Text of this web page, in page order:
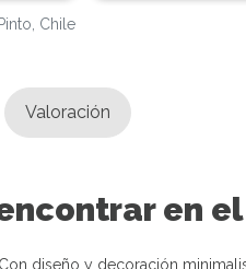
Chile
Valoración
en
Con diseño y decoración